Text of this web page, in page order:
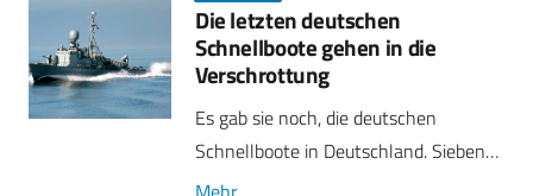
Die letzten deutschen
Schnellboote gehen in die
Verschrottung
Es gab sie noch, die deutschen
Schnellboote in Deutschland. Sieben…